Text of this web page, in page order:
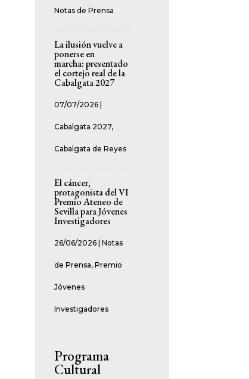
Notas de Prensa
La ilusión vuelve a
ponerse en
marcha: presentado
el cortejo real de la
Cabalgata 2027
07/07/2026
Cabalgata 2027,
Cabalgata de Reyes
El cáncer,
protagonista del VI
Premio Ateneo de
Sevilla para Jóvenes
Investigadores
26/06/2026 |Notas
de Prensa,Premio
Jóvenes
Investigadores
Programa
Cultural